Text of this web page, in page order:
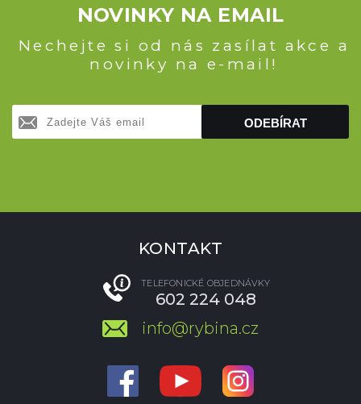
NOVINKY NA EMAIL
Nechejte si od nás zasílat akce a
novinky na e-mail!
ODEBÍRAT
KONTAKT
TELEFONICKÉ OBJEDNÁVKY
602 224 048
info@rybina.cz